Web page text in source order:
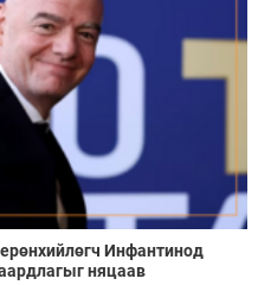
Инфантинод
няцаав